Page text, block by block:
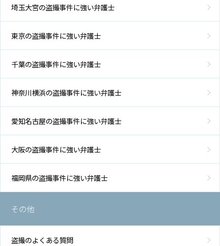
埼玉大宮の盗撮事件に強い弁護士
東京の盗撮事件に強い弁護士
千葉の盗撮事件に強い弁護士
神奈川横浜の盗撮事件に強い弁護士
愛知名古屋の盗撮事件に強い弁護士
大阪の盗撮事件に強い弁護士
福岡県の盗撮事件に強い弁護士
その他
盗撮のよくある質問